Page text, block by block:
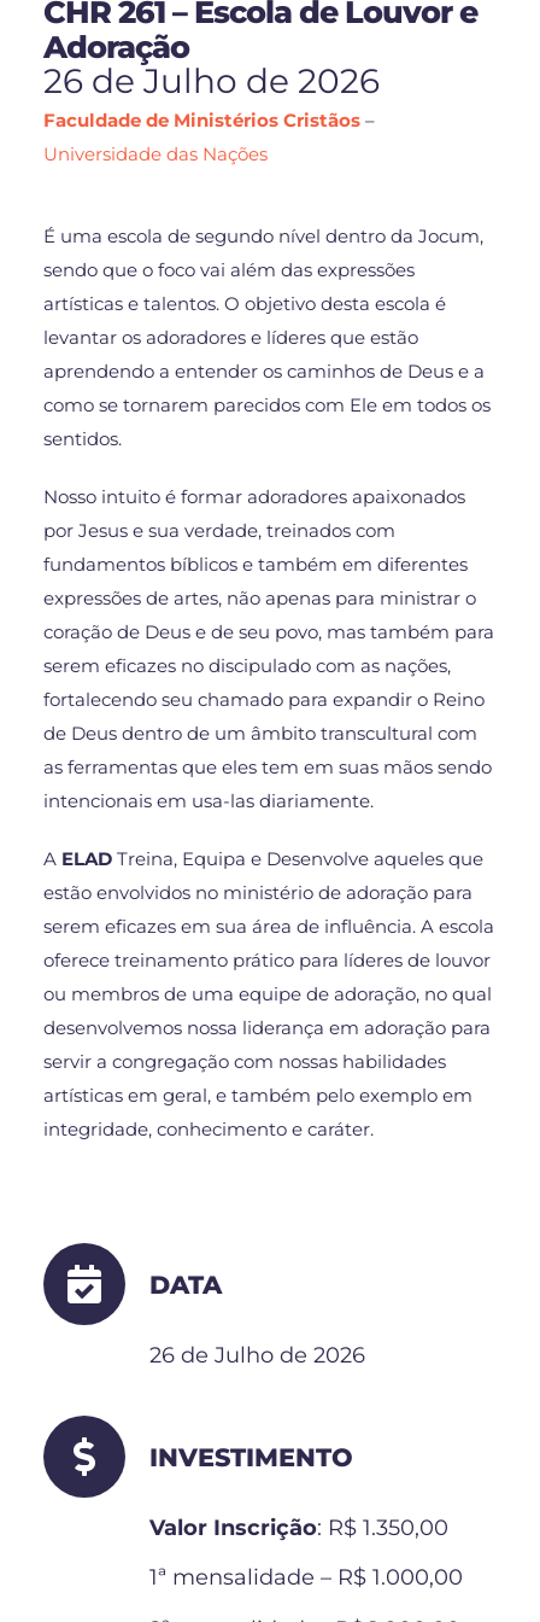
CHR 261 – Escola de Louvor e
Adoração
26 de Julho de 2026
Faculdade de Ministérios Cristãos–
Universidade das Nações
É uma escola de segundo nível dentro da Jocum,
sendo que o foco vai além das expressões
artísticas e talentos. O objetivo desta escola é
levantar os adoradores e líderes que estão
aprendendo a entender os caminhos de Deus e a
como se tornarem parecidos com Ele em todos os
sentidos.
Nosso intuito é formar adoradores apaixonados
por Jesus e sua verdade, treinados com
fundamentos bíblicos e também em diferentes
expressões de artes, não apenas para ministrar o
coração de Deus e de seu povo, mas também para
serem eficazes no discipulado com as nações,
fortalecendo seu chamado para expandir o Reino
de Deus dentro de um âmbito transcultural com
as ferramentas que eles tem em suas mãos sendo
intencionais em usa-las diariamente.
A ELADTreina, Equipa e Desenvolve aqueles que
estão envolvidos no ministério de adoração para
serem eficazes em sua área de influência. A escola
oferece treinamento prático para líderes de louvor
ou membros de uma equipe de adoração, no qual
desenvolvemos nossa liderança em adoração para
servir a congregação com nossas habilidades
artísticas em geral, e também pelo exemplo em
integridade, conhecimento e caráter.
DATA
26 de Julho de 2026
INVESTIMENTO
Valor Inscrição: R$ 1.350,00
1ª mensalidade – R$ 1.000,00